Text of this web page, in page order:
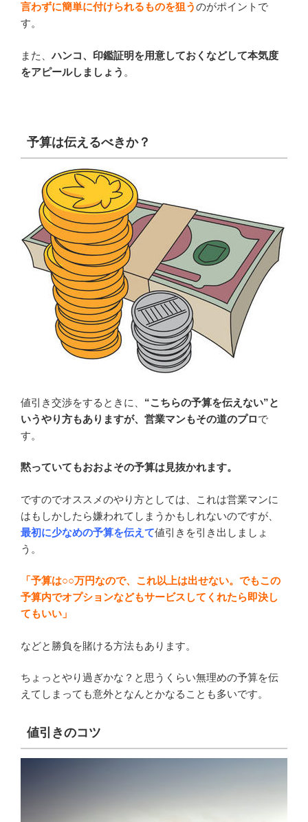
言わずに簡単に付けられるものを狙うのがポイントで
す。
また、ハンコ、印鑑証明を用意しておくなどして本気度
をアピールしましょう 。
予算は伝えるべきか？
値引き交渉をするときに、 “こちらの予算を伝えない”と
いうやり方もありますが、営業マンもその道のプロで
す。
黙っていてもおおよその予算は見抜かれます。
ですのでオススメのやり方としては、これは営業マンに
はもしかしたら嫌われてしまうかもしれないのですが、
最初に少なめの予算を伝えて値引きを引き出しましょ
う。
「予算は○○万円なので、これ以上は出せない。でもこの
予算内でオプションなどもサービスしてくれたら即決し
てもいい」
などと勝負を賭ける方法もあります。
ちょっとやり過ぎかな？と思うくらい無理めの予算を伝
えてしまっても意外となんとかなることも多いです。
値引きのコツ